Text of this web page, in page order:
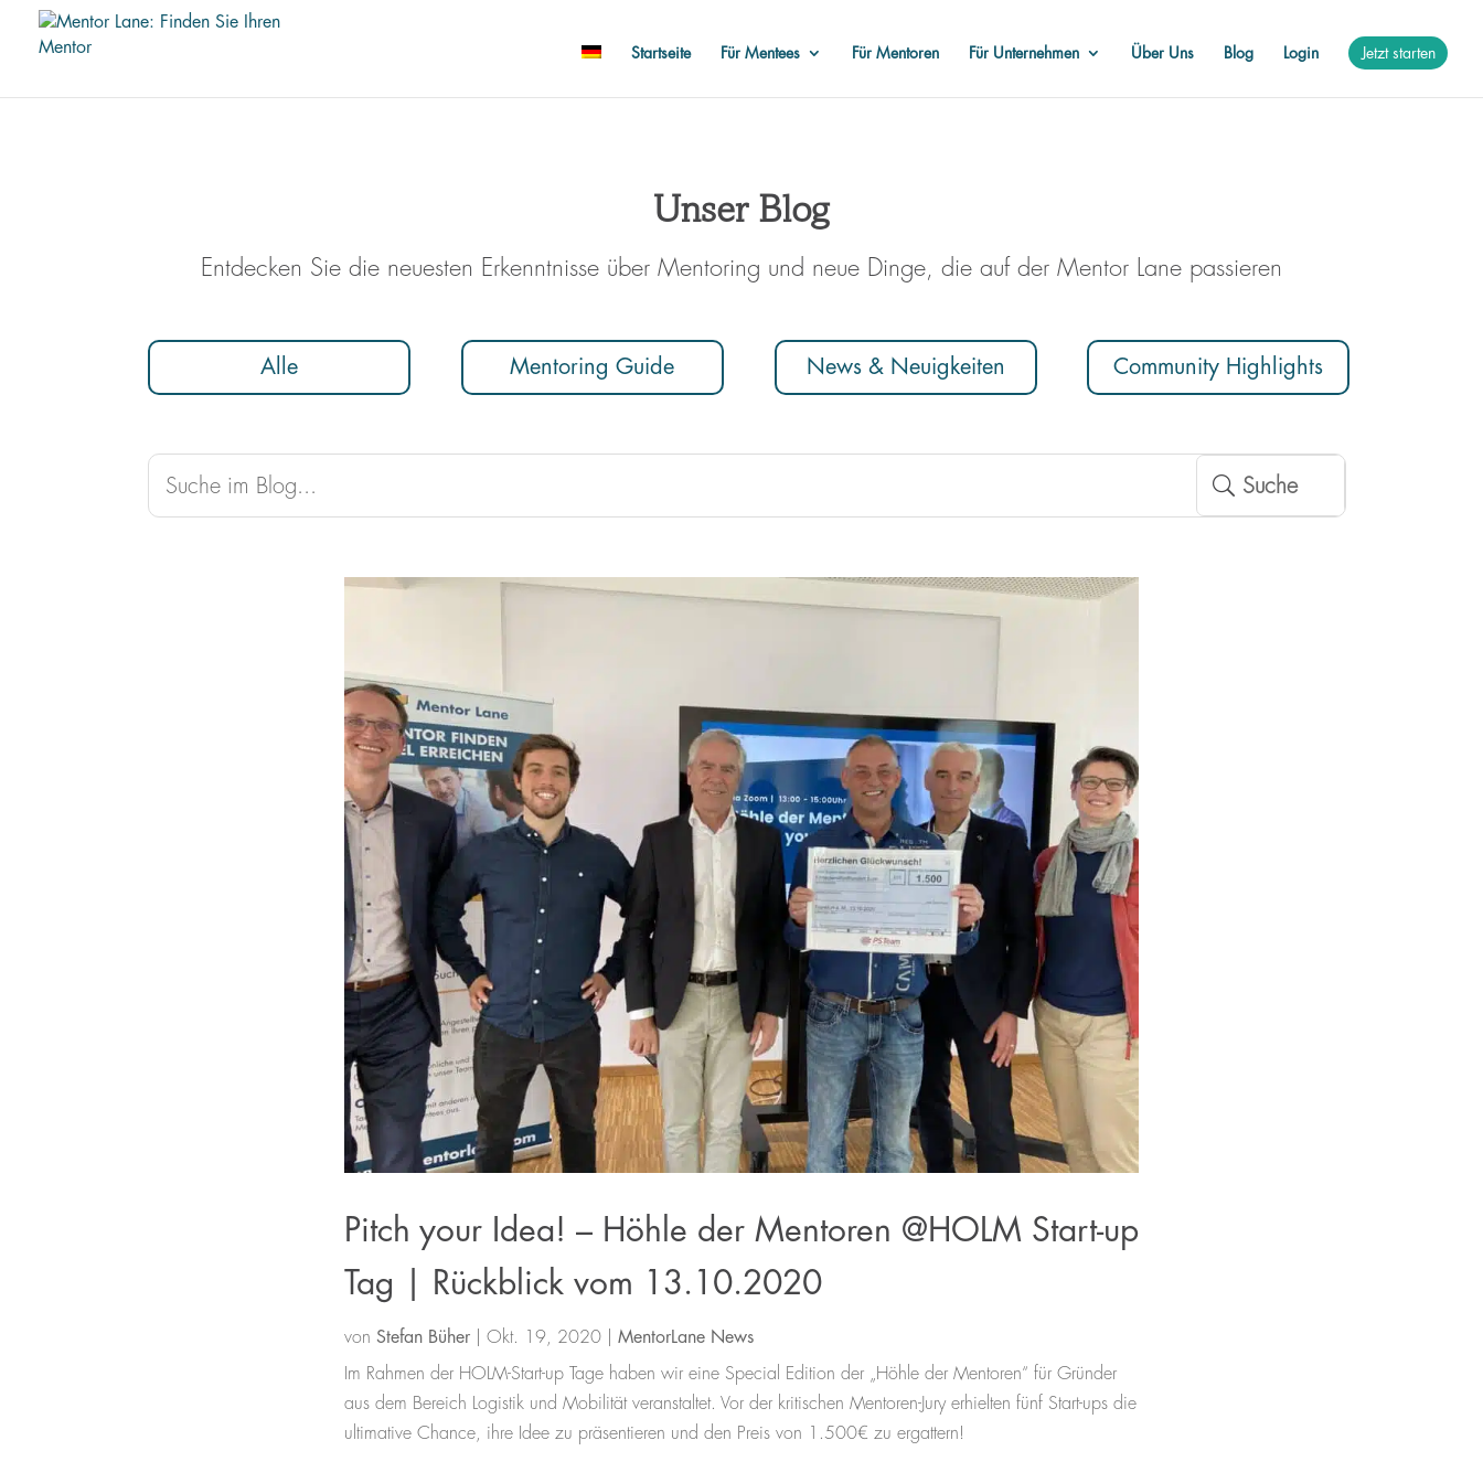
Startseite Für Mentees Für Mentoren Für Unternehmen Über Uns Blog Login Jetzt starten
Unser Blog
Entdecken Sie die neuesten Erkenntnisse über Mentoring und neue Dinge, die auf der Mentor Lane passieren
Alle Mentoring Guide News & Neuigkeiten Community Highlights
Pitch your Idea! – Höhle der Mentoren @HOLM Start-up
Tag | Rückblick vom 13.10.2020
von Stefan Büher Okt. 19, 2020 MentorLane News
Im Rahmen der HOLM-Start-up Tage haben wir eine Special Edition der „Höhle der Mentoren“ für Gründer
aus dem Bereich Logistik und Mobilität veranstaltet. Vor der kritischen Mentoren-Jury erhielten fünf Start-ups die
ultimative Chance, ihre Idee zu präsentieren und den Preis von 1.500€ zu ergattern!